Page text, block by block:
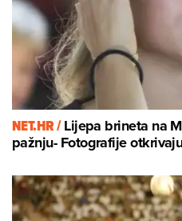
NET.HR /Lijepa brineta na
pažnju- Fotografije